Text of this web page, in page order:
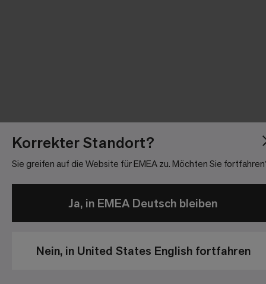
Korrekter Standort?
Sie greifen auf die Website für EMEA zu. Möchten Sie
Ja, in EMEA Deutsch bleiben
Nein, in United States English fortfahren